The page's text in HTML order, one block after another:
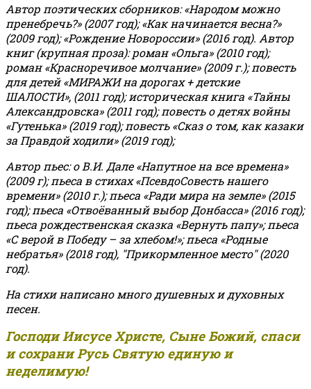
Автор поэтических сборников: «Народом можно
пренебречь?» (2007 год); «Как начинается весна?»
(2009 год); «Рождение Новороссии» (2016 год). Автор
книг (крупная проза): роман «Ольга» (2010 год);
роман «Красноречивое молчание» (2009 г.); повесть
для детей «МИРАЖИ на дорогах + детские
ШАЛОСТИ», (2011 год); историческая книга «Тайны
Александровска» (2011 год); повесть о детях войны
«Гутенька» (2019 год); повесть «Сказ о том, как казаки
за Правдой ходили» (2019 год);
Автор пьес: о В.И. Дале «Напутное на все времена»
(2009 г); пьеса в стихах «ПсевдоСовесть нашего
времени» (2010 г.); пьеса «Ради мира на земле» (2015
год); пьеса «Отвоёванный выбор Донбасса» (2016 год);
пьеса рождественская сказка «Вернуть папу»; пьеса
«С верой в Победу – за хлебом!»;пьеса «Родные
небратья» (2018 год), "Прикормленное место" (2020
год).
На стихи написано много душевных и духовных
песен.
Господи Иисусе Христе, Сыне Божий, спаси
и сохрани Русь Святую единую и
неделимую!